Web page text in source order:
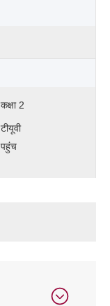
कक्षा 2
टीयूवी
पहुंच